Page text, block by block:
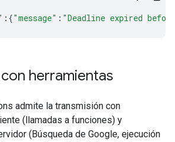
:{"message" : "Deadline expired
herramientas
admite la transmisión con
(llamadas a funciones) y
(Búsqueda de Google, ejecución